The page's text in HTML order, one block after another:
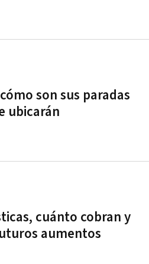
son sus paradas
ubicarán
cuánto cobran y
aumentos